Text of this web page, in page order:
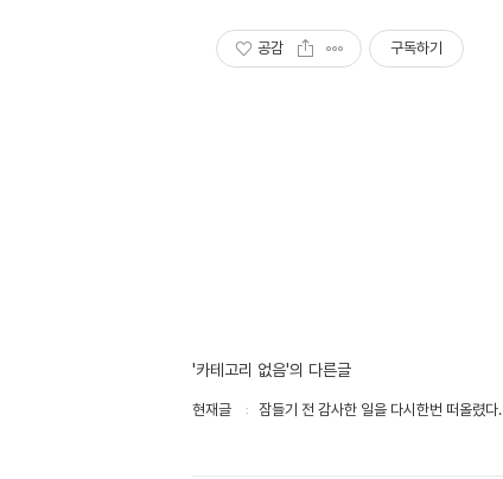
공감 구독하기
'카테고리 없음'의 다른글
현재글 잠들기 전 감사한 일을 다시한번 떠올렸다.